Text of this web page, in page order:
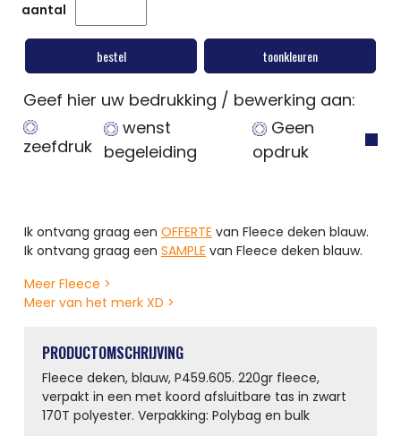
aantal
bestel toonkleuren
Geef hier uw bedrukking / bewerking aan:
zeefdruk
wenst
begeleiding
Geen
opdruk
Ik ontvang graag een OFFERTE van Fleece deken blauw.
Ik ontvang graag een SAMPLE van Fleece deken blauw.
Meer Fleece >
Meer van het merk XD >
PRODUCTOMSCHRIJVING
Fleece deken, blauw, P459.605. 220gr fleece,
verpakt in een met koord afsluitbare tas in zwart
170T polyester. Verpakking: Polybag en bulk